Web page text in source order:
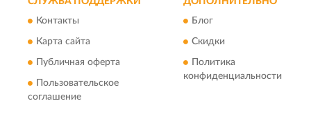
Контакты
Карта сайта
Публичная оферта
Пользовательское
соглашение
Блог
Скидки
Политика
конфиденциальности